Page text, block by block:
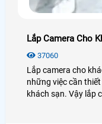
Lắp Camera Cho
37060
Lắp camera cho
những việc cần
khách sạn. Vậy lắp